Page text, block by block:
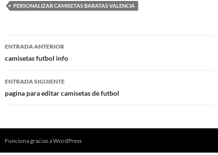
PERSONALIZAR CAMISETAS BARATAS VALENCIA
Navegación
de
entradas
ENTRADA ANTERIOR
camisetas futbol info
ENTRADA SIGUIENTE
pagina para editar camisetas de futbol
Funciona gracias a WordPress